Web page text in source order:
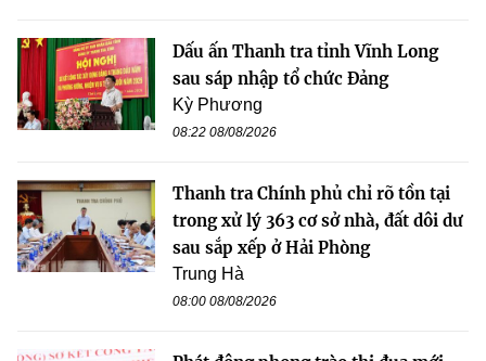
Dấu ấn Thanh tra tỉnh Vĩnh Long
sau sáp nhập tổ chức Đảng
Kỳ Phương
08:22 08/08/2026
Thanh tra Chính phủ chỉ rõ tồn tại
trong xử lý 363 cơ sở nhà, đất dôi dư
sau sắp xếp ở Hải Phòng
Trung Hà
08:00 08/08/2026